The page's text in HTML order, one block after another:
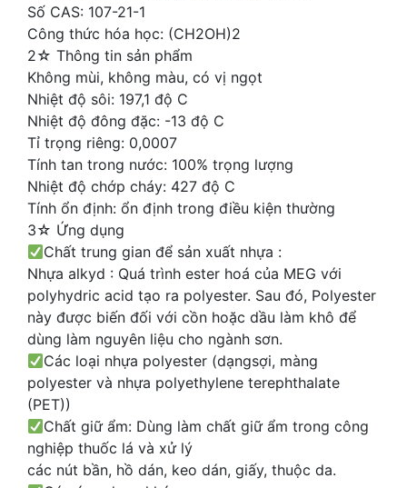
Số CAS: 107-21-1
Công thức hóa học: (CH2OH)2
2☆ Thông tin sản phẩm
Không mùi, không màu, có vị ngọt
Nhiệt độ sôi: 197,1 độ C
Nhiệt độ đông đặc: -13 độ C
Tỉ trọng riêng: 0,0007
Tính tan trong nước: 100% trọng lượng
Nhiệt độ chớp cháy: 427 độ C
Tính ổn định: ổn định trong điều kiện thường
3☆ Ứng dụng
Chất trung gian để sản xuất nhựa :
Nhựa alkyd : Quá trình ester hoá của MEG với
polyhydric acid tạo ra polyester. Sau đó, Polyester
này được biến đối với cồn hoặc dầu làm khô để
dùng làm nguyên liệu cho ngành sơn.
Các loại nhựa polyester (dạngsợi, màng
polyester và nhựa polyethylene terephthalate
(PET))
Chất giữ ẩm: Dùng làm chất giữ ẩm trong công
nghiệp thuốc lá và xử lý
các nút bần, hồ dán, keo dán, giấy, thuộc da.